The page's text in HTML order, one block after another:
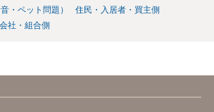
・ペット問題）
住民・入居者・買主側
社・組合側